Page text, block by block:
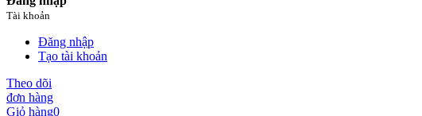
Tài khoản
Đăng nhập
Tạo tài khoản
Theo dõi
đơn hàng
Giỏ hàng0